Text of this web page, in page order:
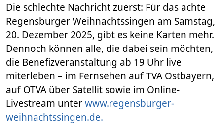
Die schlechte Nachricht zuerst: Für das achte
Regensburger Weihnachtssingen am Samstag,
20. Dezember 2025, gibt es keine Karten mehr.
Dennoch können alle, die dabei sein möchten,
die Benefizveranstaltung ab 19 Uhr live
miterleben – im Fernsehen auf TVA Ostbayern,
auf OTVA über Satellit sowie im Online-
Livestream unterwww.regensburger-
weihnachtssingen.de.